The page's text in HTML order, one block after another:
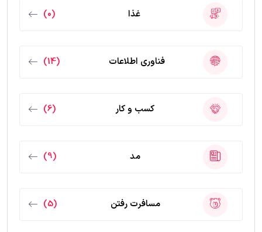
غذا (0)
فناوری اطلاعات (14)
کسب و کار (6)
مد (9)
مسافرت رفتن (5)